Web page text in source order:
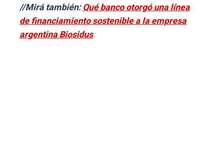
//Mirá también:Qué banco otorgó una línea
de financiamiento sostenible a la empresa
argentina Biosidus